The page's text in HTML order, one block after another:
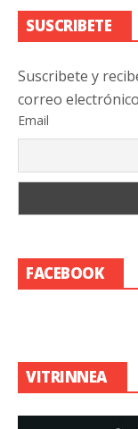
SUSCRIBETE
Suscribete y
correo
Email
FACEBOOK
VITRINNEA